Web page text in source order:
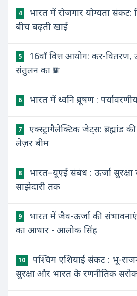
4
भारत में रोजगार योग्यता
बीच बढ़ती खाई
5
16वाँ वित्त आयोग: कर-
संतुलन का प्रश्न
6 भारत में ध्वनि प्रदूषण :
7
एक्स्ट्रागैलेक्टिक जेट्स: ब्रह्मांड
लेज़र बीम
8
भारत–यूएई संबंध : ऊर्जा
साझेदारी तक
9
भारत में जैव-ऊर्जा की
का आधार - आलोक सिंह
10
पश्चिम एशियाई संकट : भू-
सुरक्षा और भारत के रणनीतिक